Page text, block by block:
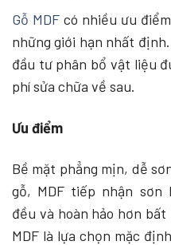
Gỗ MDFcó nhiều ưu
những giới hạn nhất
đầu tư phân bổ vật liệu
phí sửa chữa về sau.
Ưu điểm
Bề mặt phẳng mịn, dễ
gỗ, MDF tiếp nhận sơn
đều và hoàn hảo hơn
MDF là lựa chọn mặc